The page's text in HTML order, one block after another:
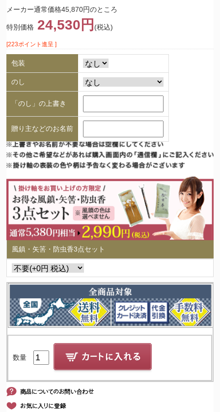
メーカー通常価格45,870円のところ
特別価格 24,530円 (税込)
[223ポイント進呈 ]
包装
のし
「のし」の上書き
贈り主などのお名前
風鎮・矢筈・防虫香3点セット
数量